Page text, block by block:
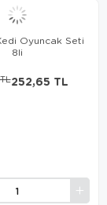
Oyuncak Seti
8li
252,65 TL